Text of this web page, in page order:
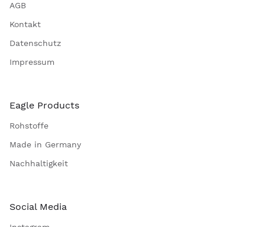
AGB
Kontakt
Datenschutz
Impressum
Eagle Products
Rohstoffe
Made in Germany
Nachhaltigkeit
Social Media